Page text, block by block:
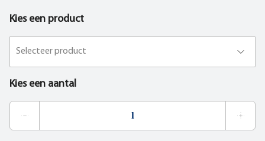
Kies een product
Selecteer product
Kies een aantal